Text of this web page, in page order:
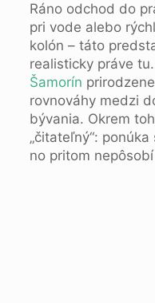
Ráno odchod do
pri vode alebo
kolón – táto
realisticky práve
Šamorín
rovnováhy medzi
bývania. Okrem
„čitateľný“:
no pritom